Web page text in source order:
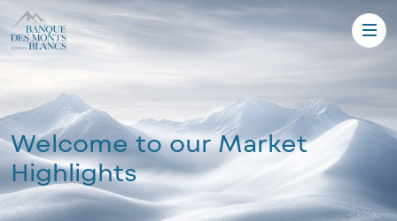
Welcome to our Market
Highlights